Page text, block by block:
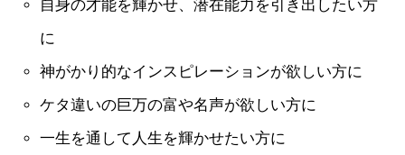
自身の才能を輝かせ、潜在能力を引き出したい方
に
神がかり的なインスピレーションが欲しい方に
ケタ違いの巨万の富や名声が欲しい方に
一生を通して人生を輝かせたい方に